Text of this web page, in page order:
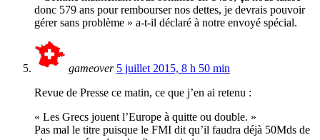
donc 579 ans pour rembourser nos dettes, je devrais pouvoir
gérer sans problème » a-t-il déclaré à notre envoyé spécial.
gameover 5 juillet 2015, 8 h 50 min
Revue de Presse ce matin, ce que j’en ai retenu :
« Les Grecs jouent l’Europe à quitte ou double. »
Pas mal le titre puisque le FMI dit qu’il faudra déjà 50Mds de